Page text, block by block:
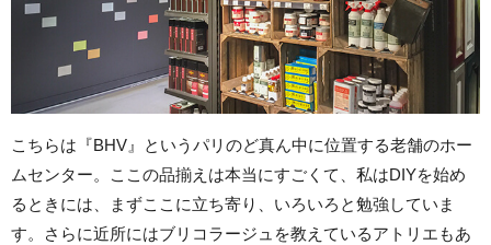
こちらは『BHV』というパリのど真ん中に位置する老舗のホー
ムセンター。ここの品揃えは本当にすごくて、私はDIYを始め
るときには、まずここに立ち寄り、いろいろと勉強していま
す。さらに近所にはブリコラージュを教えているアトリエもあ